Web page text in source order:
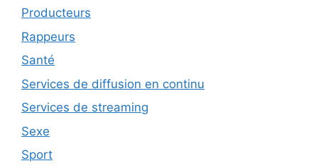
Producteurs
Rappeurs
Santé
Services de diffusion en continu
Services de streaming
Sexe
Sport